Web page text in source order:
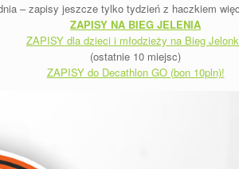
– zapisy jeszcze tylko tydzień z haczkiem
ZAPISY NA BIEG JELENIA
ZAPISY dla dzieci i młodzieży na Bieg
(ostatnie 10 miejsc)
ZAPISY do Decathlon GO (bon 10pln)!